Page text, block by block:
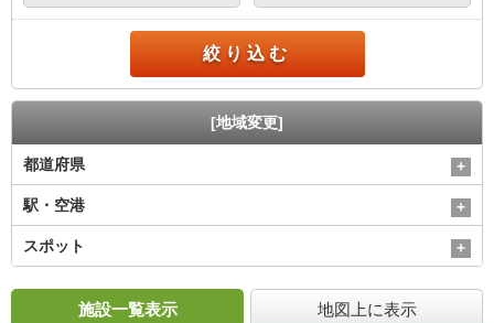
絞り込む
[地域変更]
都道府県
駅・空港
スポット
施設一覧表示 地図上に表示